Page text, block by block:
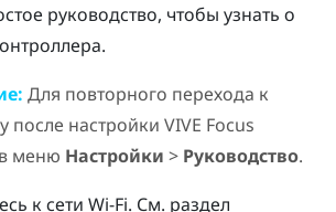
руководство, чтобы узнать о
Для повторного перехода к
после настройкиVIVE Focus
меню Настройки > Руководство.
к сетиWi-Fi. См. раздел